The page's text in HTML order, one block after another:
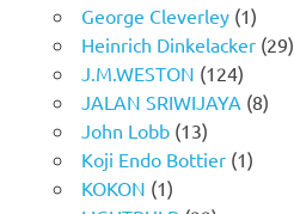
George Cleverley(1)
Heinrich Dinkelacker(29)
J.M.WESTON (124)
JALAN SRIWIJAYA (8)
John Lobb(13)
Koji Endo Bottier(1)
KOKON (1)